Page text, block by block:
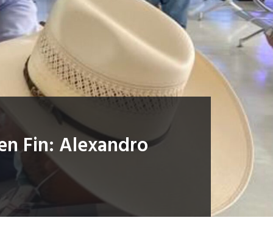
Fin: Alexandro